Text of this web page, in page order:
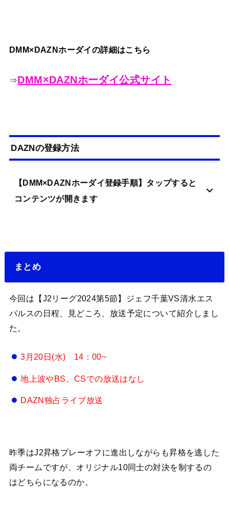
DMM×DAZNホーダイの詳細はこちら
⇒DMM×DAZNホーダイ公式サイト
DAZNの登録方法
【DMM×DAZNホーダイ登録手順】タップすると
コンテンツが開きます
まとめ
今回は【J2リーグ2024第5節】ジェフ千葉VS清水エス
パルスの日程、見どころ、放送予定について紹介しまし
た。
3月20日(水) 14：00~
地上波やBS、CSでの放送はなし
DAZN独占ライブ放送
昨季はJ2昇格プレーオフに進出しながらも昇格を逃した
両チームですが、オリジナル10同士の対決を制するの
はどちらになるのか。